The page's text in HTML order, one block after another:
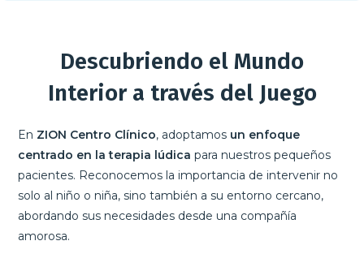
Descubriendo el Mundo
Interior a través del Juego
En ZION Centro Clínico, adoptamos un enfoque
centrado en la terapia lúdica para nuestros pequeños
pacientes. Reconocemos la importancia de intervenir no
solo al niño o niña, sino también a su entorno cercano,
abordando sus necesidades desde una compañía
amorosa.